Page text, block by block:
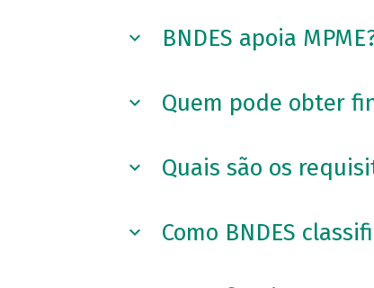
BNDES apoia
Quem pode obter
Quais são os
Como BNDES